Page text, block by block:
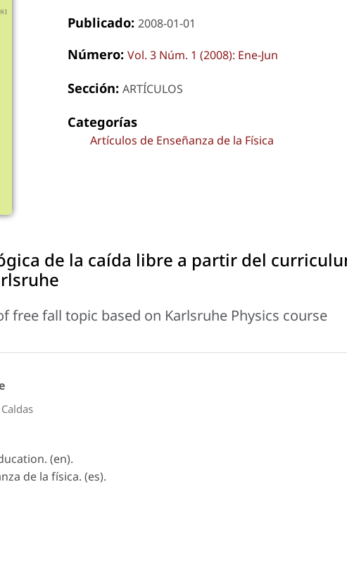
Publicado: 2008-01-01
Número: Vol. 3 Núm. 1 (2008): Ene-Jun
Sección: ARTÍCULOS
Categorías
Artículos de Enseñanza de la Física
de la caída libre a partir del
free fall topic based on Karlsruhe Physics course
(en).
de la física. (es).